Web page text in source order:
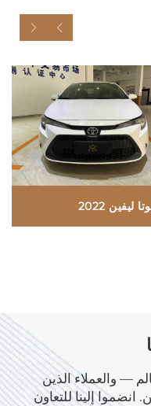
ليفين 2022
— والعملاء الذين
إلينا للتعاون